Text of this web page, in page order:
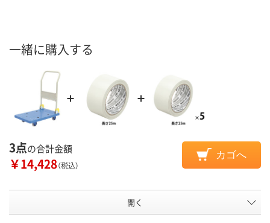
一緒に購入する
3点の合計金額
￥14,428（税込）
カゴへ
開く